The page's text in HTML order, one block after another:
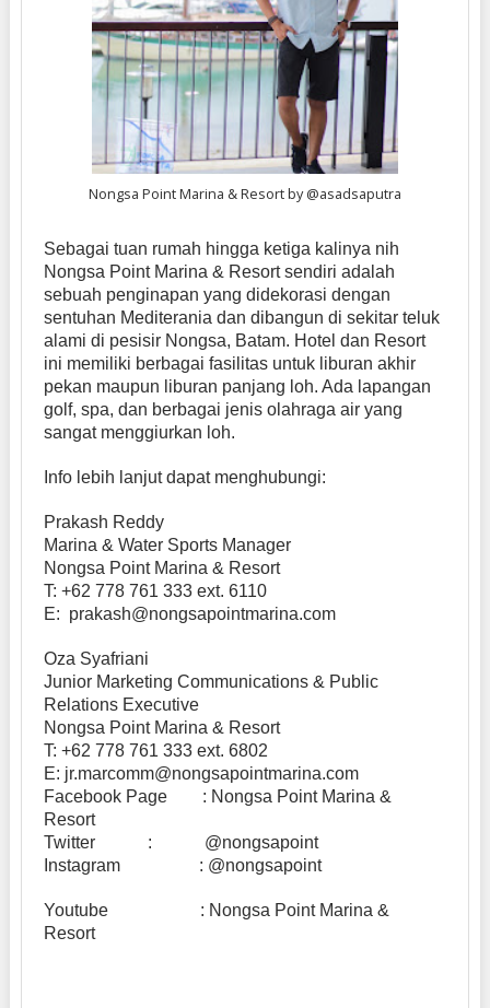
Nongsa Point Marina & Resort by @asadsaputra
Sebagai tuan rumah hingga ketiga kalinya nih
Nongsa Point Marina & Resort sendiri adalah
sebuah penginapan yang didekorasi dengan
sentuhan Mediterania dan dibangun di sekitar teluk
alami di pesisir Nongsa, Batam. Hotel dan Resort
ini memiliki berbagai fasilitas untuk liburan akhir
pekan maupun liburan panjang loh. Ada lapangan
golf, spa, dan berbagai jenis olahraga air yang
sangat menggiurkan loh.
Info lebih lanjut dapat menghubungi:
Prakash Reddy
Marina & Water Sports Manager
Nongsa Point Marina & Resort
T: +62 778 761 333 ext. 6110
E: prakash@nongsapointmarina.com
Oza Syafriani
Junior Marketing Communications & Public
Relations Executive
Nongsa Point Marina & Resort
T: +62 778 761 333 ext. 6802
E: jr.marcomm@nongsapointmarina.com
Facebook Page : Nongsa Point Marina &
Resort
Twitter : @nongsapoint
Instagram : @nongsapoint
Youtube : Nongsa Point Marina &
Resort